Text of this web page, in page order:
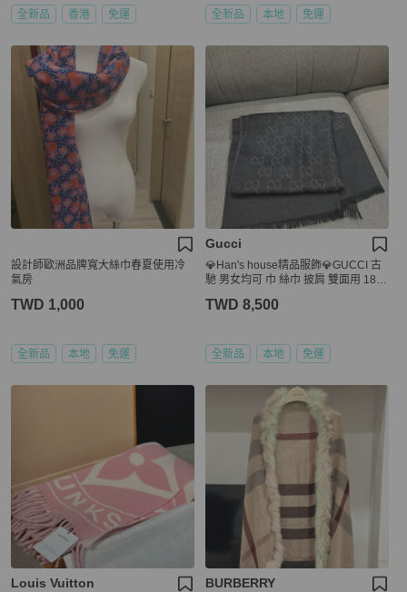
全新品 香港 免運 全新品 本地 免運
設計師歐洲品牌寬大絲巾春夏使用冷
氣房
TWD 1,000
全新品 本地 免運
Gucci
💎Han's house精品服飾💎GUCCI 古
馳 男女均可 巾 絲巾 披肩 雙面用 181
TWD 8,500
全新品 本地 免運
Louis Vuitton BURBERRY